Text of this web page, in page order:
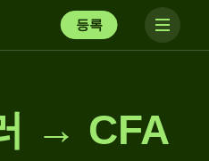
등록
→ CFA